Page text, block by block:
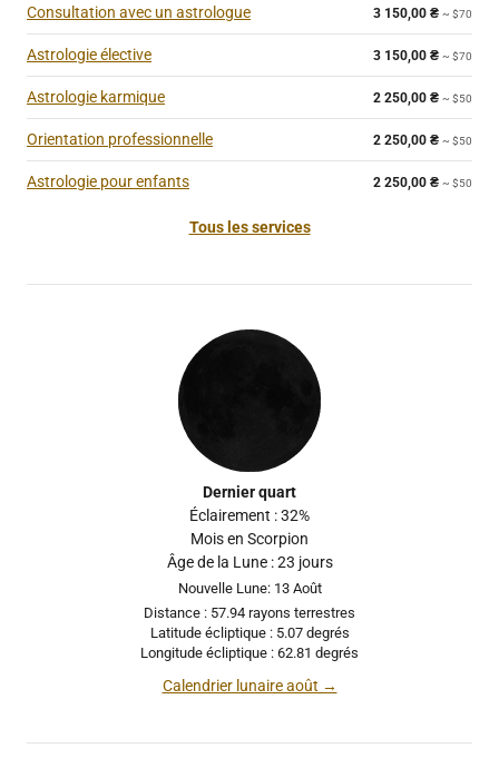
Consultation avec un astrologue 3 150,00 ₴ ~ $70
Astrologie élective 3 150,00 ₴ ~ $70
Astrologie karmique 2 250,00 ₴ ~ $50
Orientation professionnelle 2 250,00 ₴ ~ $50
Astrologie pour enfants 2 250,00 ₴ ~ $50
Tous les services
Dernier quart
Éclairement : 32%
Mois en Scorpion
Âge de la Lune : 23 jours
Nouvelle Lune: 13 Août
Distance : 57.94 rayons terrestres
Latitude écliptique : 5.07 degrés
Longitude écliptique : 62.81 degrés
Calendrier lunaire août →